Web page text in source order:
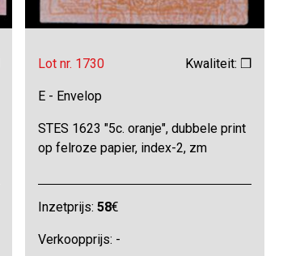
Lot nr. 1730 Kwaliteit: ❒
E - Envelop
STES 1623 "5c. oranje", dubbele print
op felroze papier, index-2, zm
Inzetprijs:58€
Verkoopprijs: -